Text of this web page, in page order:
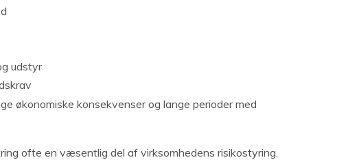
udstyr
økonomiske konsekvenser og lange perioder med
ofte en væsentlig del af virksomhedens risikostyring.